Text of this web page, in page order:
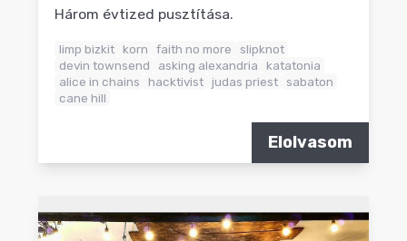
Három évtized pusztítása.
limp bizkit korn faith no more
slipknot
devin townsend
asking alexandria
katatonia
alice in chains
hacktivist judas priest sabaton
cane hill
Elolvasom